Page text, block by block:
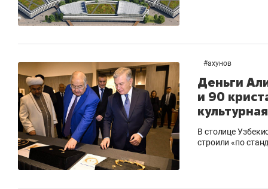
#ахунов
Деньги
и 90
В столице
строили «по